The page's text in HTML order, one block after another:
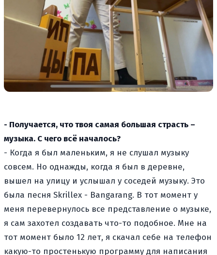
- Получается, что твоя самая большая страсть –
музыка. С чего всё началось?
- Когда я был маленьким, я не слушал музыку
совсем. Но однажды, когда я был в деревне,
вышел на улицу и услышал у соседей музыку. Это
была песня Skrillex - Bangarang. В тот момент у
меня перевернулось все представление о музыке,
я сам захотел создавать что-то подобное. Мне на
тот момент было 12 лет, я скачал себе на телефон
какую-то простенькую программу для написания